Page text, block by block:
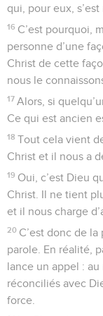
qui, pour eux,
16 C’est pourquoi,
personne d’une
Christ de cette
nous le
17 Alors, si
Ce qui est ancien
18 Tout cela vient
Christ et il nous a
19 Oui, c’est Dieu
Christ. Il ne tient
et il nous charge
20 C’est donc de
parole. En réalité,
lance un appel :
réconciliés avec
force.